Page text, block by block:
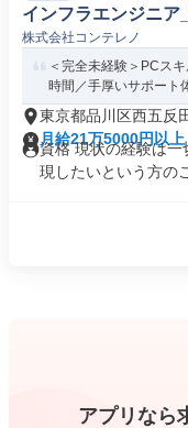
インフラエンジニア
株式会社コンテレノ
＜完全未経験＞PCス
時間／手厚いサポート
東京都品川区西五反
月給21万5000円以上
資格 現状の経験は
現したいという方の
アプリなら